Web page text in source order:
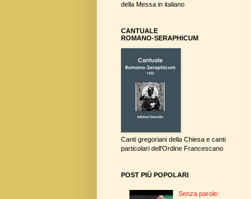
della Messa in italiano
CANTUALE
ROMANO-SERAPHICUM
Canti gregoriani della Chiesa e canti
particolari dell'Ordine Francescano
POST PIÙ POPOLARI
Senza parole: